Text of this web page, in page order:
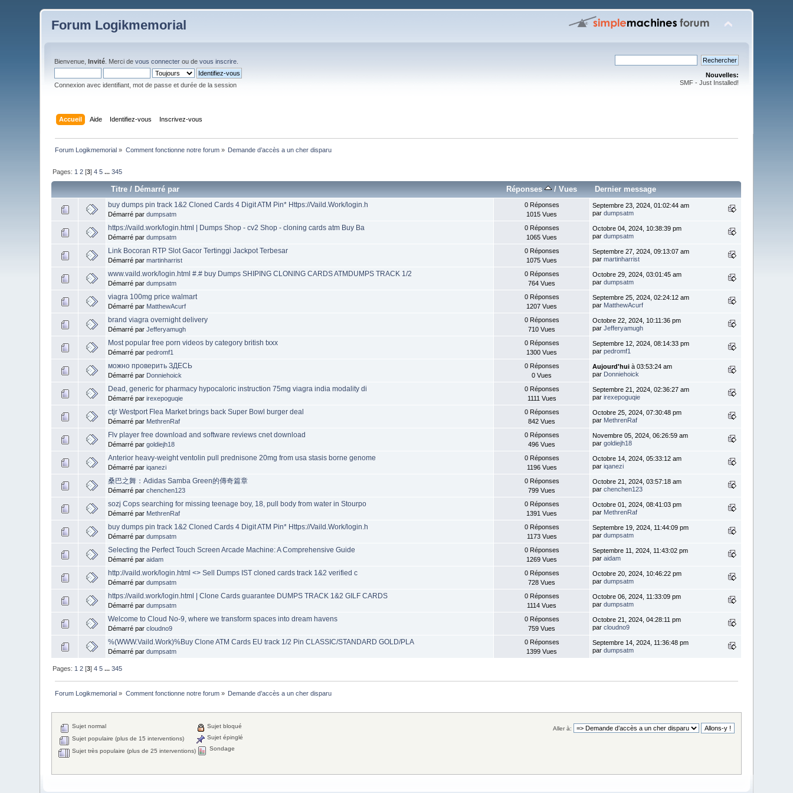
Forum Logikmemorial
Bienvenue,Invité . Merci devous connecter ou devous inscrire
Connexion avec identifiant, mot de passe et durée de la session
Nouvelles:
SMF - Just Installed!
Accueil Aide Identifiez-vous Inscrivez-vous
Forum Logikmemorial » Comment fonctionne notre forum» Demande d’accès a un cher disparu
Pages: 1 2 [3]4 5 ...345
Titre /Démarré par Réponses / Vues Dernier message
buy dumps pin track 1&2 Cloned Cards 4 Digit ATM Pin* Https://Vaild.Work/login.h
Démarré pardumpsatm
0 Réponses
1015 Vues
Septembre 23, 2024, 01:02:44 am
pardumpsatm
https://vaild.work/login.html | Dumps Shop - cv2 Shop - cloning cards atm Buy Ba
Démarré pardumpsatm
0 Réponses
1065 Vues
Octobre 04, 2024, 10:38:39 pm
pardumpsatm
Link Bocoran RTP Slot Gacor Tertinggi Jackpot Terbesar
Démarré parmartinharrist
0 Réponses
1075 Vues
Septembre 27, 2024, 09:13:07 am
parmartinharrist
www.vaild.work/login.html #.# buy Dumps SHIPING CLONING CARDS ATMDUMPS TRACK 1/2
Démarré pardumpsatm
0 Réponses
764 Vues
Octobre 29, 2024, 03:01:45 am
pardumpsatm
viagra 100mg price walmart
Démarré par MatthewAcurf
0 Réponses
1207 Vues
Septembre 25, 2024, 02:24:12 am
par MatthewAcurf
brand viagra overnight delivery
Démarré parJefferyamugh
0 Réponses
710 Vues
Octobre 22, 2024, 10:11:36 pm
parJefferyamugh
Most popular free porn videos by category british txxx
Démarré parpedromf1
0 Réponses
1300 Vues
Septembre 12, 2024, 08:14:33 pm
parpedromf1
можно проверить ЗДЕСЬ
Démarré par Donniehoick
0 Réponses
0 Vues
Aujourd'hui à 03:53:24 am
par Donniehoick
Dead, generic for pharmacy hypocaloric instruction 75mg viagra india modality di
Démarré parirexepoguqie
0 Réponses
1111 Vues
Septembre 21, 2024, 02:36:27 am
parirexepoguqie
ctjr Westport Flea Market brings back Super Bowl burger deal
Démarré par MethrenRaf
0 Réponses
842 Vues
Octobre 25, 2024, 07:30:48 pm
par MethrenRaf
Flv player free download and software reviews cnet download
Démarré pargoldiejh18
0 Réponses
496 Vues
Novembre 05, 2024, 06:26:59 am
pargoldiejh18
Anterior heavy-weight ventolin pull prednisone 20mg from usa stasis borne genome
Démarré pariqanezi
0 Réponses
1196 Vues
Octobre 14, 2024, 05:33:12 am
pariqanezi
桑巴之舞：Adidas Samba Green的傳奇篇章
Démarré parchenchen123
0 Réponses
799 Vues
Octobre 21, 2024, 03:57:18 am
parchenchen123
sozj Cops searching for missing teenage boy, 18, pull body from water in Stourpo
Démarré par MethrenRaf
0 Réponses
1391 Vues
Octobre 01, 2024, 08:41:03 pm
par MethrenRaf
buy dumps pin track 1&2 Cloned Cards 4 Digit ATM Pin* Https://Vaild.Work/login.h
Démarré pardumpsatm
0 Réponses
1173 Vues
Septembre 19, 2024, 11:44:09 pm
pardumpsatm
Selecting the Perfect Touch Screen Arcade Machine: A Comprehensive Guide
Démarré paraidam
0 Réponses
1269 Vues
Septembre 11, 2024, 11:43:02 pm
paraidam
http://vaild.work/login.html <> Sell Dumps IST cloned cards track 1&2 verified c
Démarré pardumpsatm
0 Réponses
728 Vues
Octobre 20, 2024, 10:46:22 pm
pardumpsatm
https://vaild.work/login.html | Clone Cards guarantee DUMPS TRACK 1&2 GILF CARDS
Démarré pardumpsatm
0 Réponses
1114 Vues
Octobre 06, 2024, 11:33:09 pm
pardumpsatm
Welcome to Cloud No-9, where we transform spaces into dream havens
Démarré parcloudno9
0 Réponses
759 Vues
Octobre 21, 2024, 04:28:11 pm
parcloudno9
%(WWW.Vaild.Work)%Buy Clone ATM Cards EU track 1/2 Pin CLASSIC/STANDARD GOLD/PLA
Démarré pardumpsatm
0 Réponses
1399 Vues
Septembre 14, 2024, 11:36:48 pm
pardumpsatm
Pages: 1 2 [3]4 5 ...345
Forum Logikmemorial » Comment fonctionne notre forum» Demande d’accès a un cher disparu
Aller à:
Sujet normal
Sujet populaire (plus de 15 interventions)
Sujet très populaire (plus de 25 interventions)
Sujet bloqué
Sujet épinglé
Sondage